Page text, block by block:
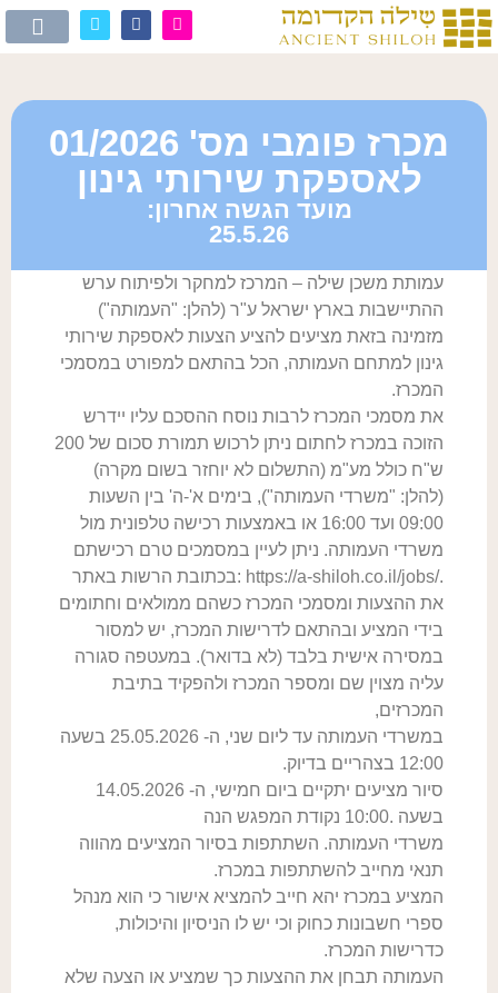
מכרז פומבי מס' 01/2026
לאספקת שירותי גינון
מועד הגשה אחרון:
25.5.26
עמותת משכן שילה – המרכז למחקר ולפיתוח ערש
ההתיישבות בארץ ישראל ע"ר (להלן: "העמותה")
מזמינה בזאת מציעים להציע הצעות לאספקת שירותי
גינון למתחם העמותה, הכל בהתאם למפורט במסמכי
המכרז.
את מסמכי המכרז לרבות נוסח ההסכם עליו יידרש
הזוכה במכרז לחתום ניתן לרכוש תמורת סכום של 200
ש"ח כולל מע"מ (התשלום לא יוחזר בשום מקרה)
(להלן: "משרדי העמותה"), בימים א'-ה' בין השעות
09:00 ועד 16:00 או באמצעות רכישה טלפונית מול
משרדי העמותה. ניתן לעיין במסמכים טרם רכישתם
./https://a-shiloh.co.il/jobs :בכתובת הרשות באתר
את ההצעות ומסמכי המכרז כשהם ממולאים וחתומים
בידי המציע ובהתאם לדרישות המכרז, יש למסור
במסירה אישית בלבד (לא בדואר). במעטפה סגורה
עליה מצוין שם ומספר המכרז ולהפקיד בתיבת
המכרזים,
במשרדי העמותה עד ליום שני, ה- 25.05.2026 בשעה
12:00 בצהריים בדיוק.
סיור מציעים יתקיים ביום חמישי, ה- 14.05.2026
בשעה .10:00 נקודת המפגש הנה
משרדי העמותה. השתתפות בסיור המציעים מהווה
תנאי מחייב להשתתפות במכרז.
המציע במכרז יהא חייב להמציא אישור כי הוא מנהל
ספרי חשבונות כחוק וכי יש לו הניסיון והיכולות,
כדרישות המכרז.
העמותה תבחן את ההצעות כך שמציע או הצעה שלא